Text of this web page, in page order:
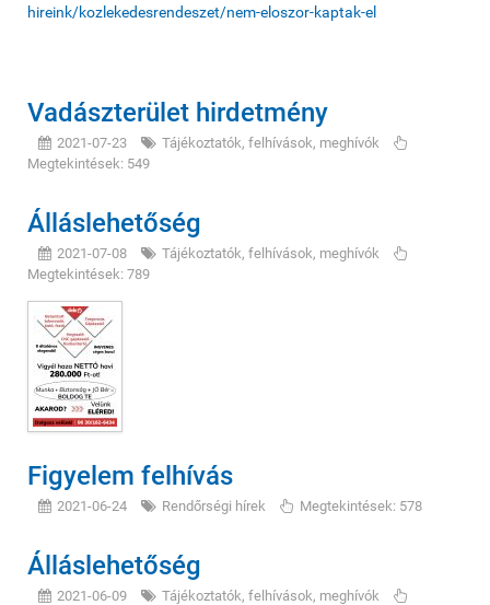
hireink/kozlekedesrendeszet/nem-eloszor-kaptak-el
Vadászterület hirdetmény
2021-07-23
Tájékoztatók, felhívások, meghívók
Megtekintések: 549
Álláslehetőség
2021-07-08
Tájékoztatók, felhívások, meghívók
Megtekintések: 789
Figyelem felhívás
2021-06-24 Rendőrségi hírek Megtekintések: 578
Álláslehetőség
2021-06-09
Tájékoztatók, felhívások, meghívók